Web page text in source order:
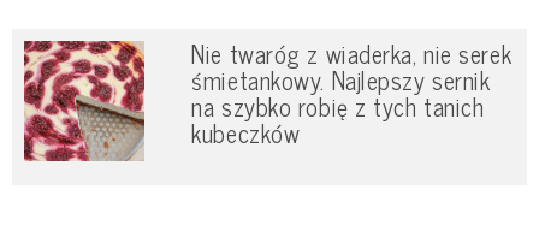
Nie twaróg z wiaderka, nie serek
śmietankowy. Najlepszy sernik
na szybko robię z tych tanich
kubeczków